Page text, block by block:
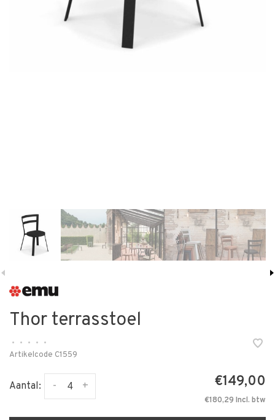
Thor terrasstoel
• • • •
•
Artikelcode C1559
Aantal: +
- €149,00
€180,29 Incl. btw